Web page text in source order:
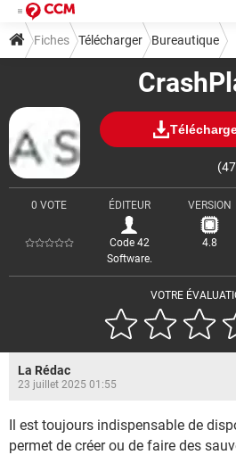
VOTRE
0 VOTE ÉDITEUR
Code 42
Software.
VERSION
4.8
Fiches Télécharger Bureautique
La Rédac
23 juillet 2025 01:55
Il est toujours indispensable de
permet de créer ou de faire des